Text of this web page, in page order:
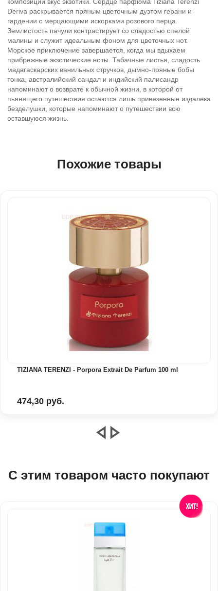
Deriva раскрывается пряным цветочным дуэтом герани и
гардении с мерцающими искорками розового перца.
Землистость пачули контрастирует со сладостью спелой
малины и служит идеальным фоном для цветочных нот.
Морское приключение завершается, когда мы вдыхаем
прибрежные экзотические ноты. Табачные листья, сладость
мадагаскарских ванильных стручков, дымно-пряные бобы
тонка, австралийский сандал и индийский палисандр
напоминают о возврате к обычной жизни, в которой от
пьянящего путешествия остаются лишь привезенные издалека
безделушки, которые напоминают о путешествии всю
оставшуюся жизнь.
Похожие товары
TIZIANA TERENZI - Porpora Extrait De Parfum 100 ml
474,30 руб.
С этим товаром часто покупают